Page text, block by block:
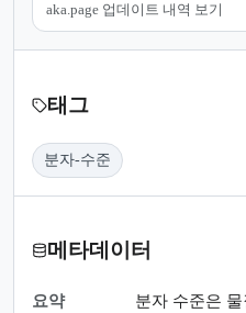
aka.page 업데이트 내역 보기
태그
분자-수준
메타데이터
요약 분자 수준은